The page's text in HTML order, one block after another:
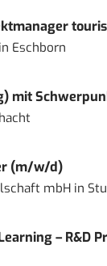
Eschborn
mit
(m/w/d)
mbHin
– R&D